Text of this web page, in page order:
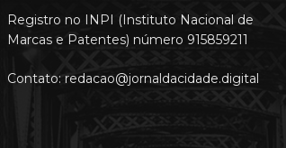
Registro no INPI (Instituto Nacional de
Marcas e Patentes) número 915859211
Contato: redacao@jornaldacidade.digital